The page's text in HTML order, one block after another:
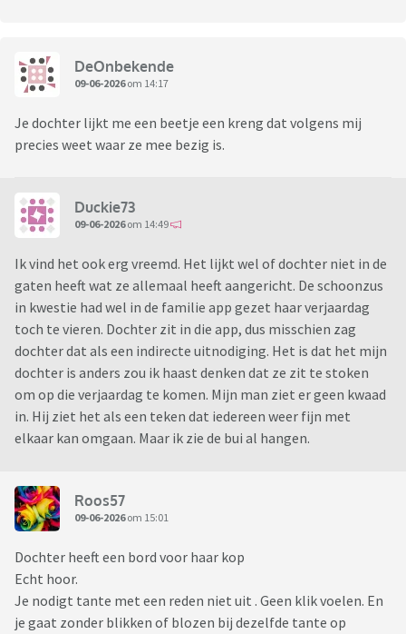
DeOnbekende
09-06-2026om 14:17
Je dochter lijkt me een beetje een kreng dat volgens mij
precies weet waar ze mee bezig is.
Duckie73
09-06-2026om 14:49
Ik vind het ook erg vreemd. Het lijkt wel of dochter niet in de
gaten heeft wat ze allemaal heeft aangericht. De schoonzus
in kwestie had wel in de familie app gezet haar verjaardag
toch te vieren. Dochter zit in die app, dus misschien zag
dochter dat als een indirecte uitnodiging. Het is dat het mijn
dochter is anders zou ik haast denken dat ze zit te stoken
om op die verjaardag te komen. Mijn man ziet er geen kwaad
in. Hij ziet het als een teken dat iedereen weer fijn met
elkaar kan omgaan. Maar ik zie de bui al hangen.
Roos57
09-06-2026om 15:01
Dochter heeft een bord voor haar kop
Echt hoor.
Je nodigt tante met een reden niet uit . Geen klik voelen. En
je gaat zonder blikken of blozen bij dezelfde tante op